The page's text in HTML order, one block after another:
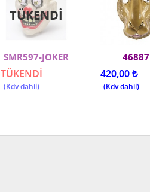
SMR597-JOKER
TÜKENDİ
TÜKENDI
46887
420,00